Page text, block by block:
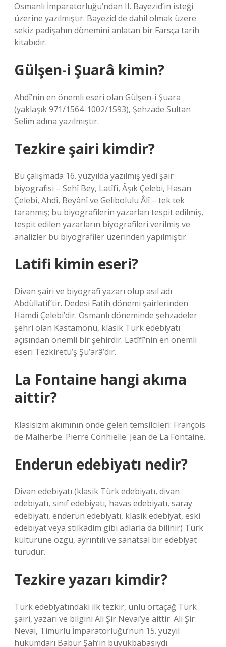
Osmanlı İmparatorluğu’ndan II. Bayezid’in isteği
üzerine yazılmıştır. Bayezid de dahil olmak üzere
sekiz padişahın dönemini anlatan bir Farsça tarih
kitabıdır.
Gülşen-i Şuarâ kimin?
Ahdî’nin en önemli eseri olan Gülşen-i Şuara
(yaklaşık 971/1564-1002/1593), Şehzade Sultan
Selim adına yazılmıştır.
Tezkire şairi kimdir?
Bu çalışmada 16. yüzyılda yazılmış yedi şair
biyografisi – Sehî Bey, Latîfî, Âşık Çelebi, Hasan
Çelebi, Ahdî, Beyânî ve Gelibolulu Âlî – tek tek
taranmış; bu biyografilerin yazarları tespit edilmiş,
tespit edilen yazarların biyografileri verilmiş ve
analizler bu biyografiler üzerinden yapılmıştır.
Latifi kimin eseri?
Divan şairi ve biyografi yazarı olup asıl adı
Abdüllatif’tir. Dedesi Fatih dönemi şairlerinden
Hamdi Çelebi’dir. Osmanlı döneminde şehzadeler
şehri olan Kastamonu, klasik Türk edebiyatı
açısından önemli bir şehirdir. Latîfî’nin en önemli
eseri Tezkiretü’ş Şu’arâ’dır.
La Fontaine hangi akıma
aittir?
Klasisizm akımının önde gelen temsilcileri: François
de Malherbe. Pierre Conhielle. Jean de La Fontaine.
Enderun edebiyatı nedir?
Divan edebiyatı (klasik Türk edebiyatı, divan
edebiyatı, sınıf edebiyatı, havas edebiyatı, saray
edebiyatı, enderun edebiyatı, klasik edebiyat, eski
edebiyat veya stilkadim gibi adlarla da bilinir) Türk
kültürüne özgü, ayrıntılı ve sanatsal bir edebiyat
türüdür.
Tezkire yazarı kimdir?
Türk edebiyatındaki ilk tezkir, ünlü ortaçağ Türk
şairi, yazarı ve bilgini Ali Şir Nevai’ye aittir. Ali Şir
Nevai, Timurlu İmparatorluğu’nun 15. yüzyıl
hükümdarı Babür Şah’ın büyükbabasıydı.